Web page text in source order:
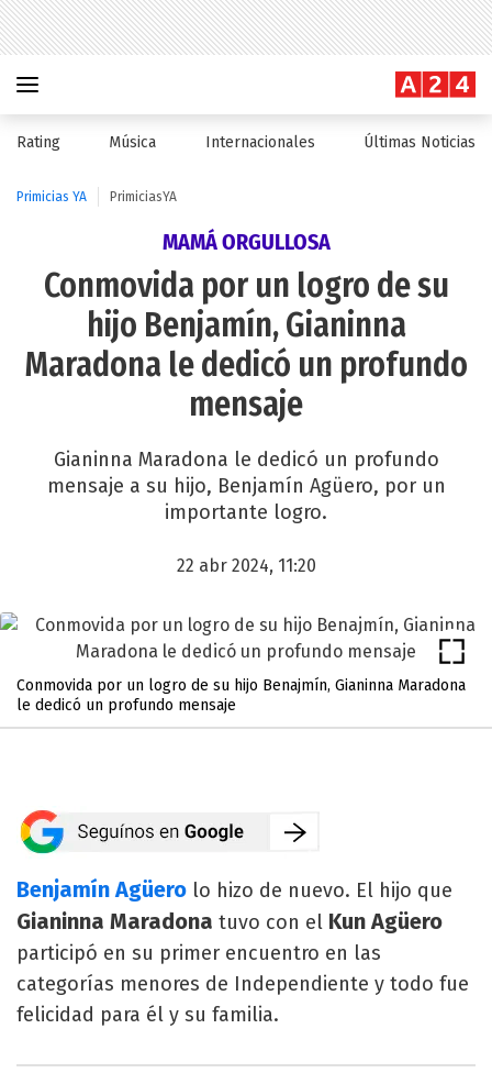
Rating Música Internacionales Últimas Noticias
Primicias YA PrimiciasYA
MAMÁ ORGULLOSA
Conmovida por un logro de su
hijo Benjamín, Gianinna
Maradona le dedicó un profundo
mensaje
Gianinna Maradona le dedicó un profundo
mensaje a su hijo, Benjamín Agüero, por un
importante logro.
22 abr 2024, 11:20
Conmovida por un logro de su hijo Benajmín, Gianinna Maradona
le dedicó un profundo mensaje
Benjamín Agüero lo hizo de nuevo. El hijo que
Gianinna Maradona tuvo con el Kun Agüero
participó en su primer encuentro en las
categorías menores de Independiente y todo fue
felicidad para él y su familia.